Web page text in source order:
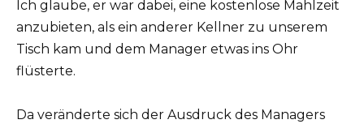
Ich glaube, er war dabei, eine kostenlose Mahlzeit
anzubieten, als ein anderer Kellner zu unserem
Tisch kam und dem Manager etwas ins Ohr
flüsterte.
Da veränderte sich der Ausdruck des Managers